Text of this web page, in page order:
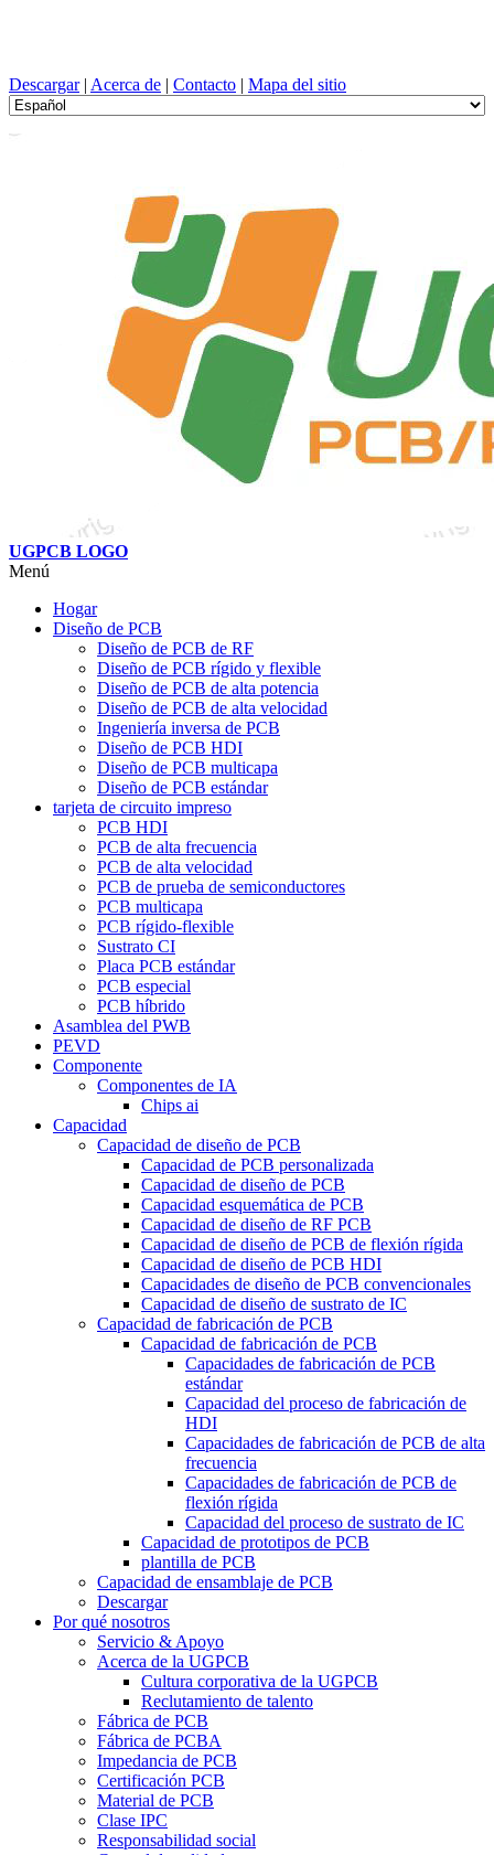
Descargar| Acerca de | Contacto | Mapa del sitio
UGPCB LOGO
Menú
Hogar
Diseño de PCB
Diseño de PCB de RF
Diseño de PCB rígido y flexible
Diseño de PCB de alta potencia
Diseño de PCB de alta velocidad
Ingeniería inversa de PCB
Diseño de PCB HDI
Diseño de PCB multicapa
Diseño de PCB estándar
tarjeta de circuito impreso
PCB HDI
PCB de alta frecuencia
PCB de alta velocidad
PCB de prueba de semiconductores
PCB multicapa
PCB rígido-flexible
Sustrato CI
Placa PCB estándar
PCB especial
PCB híbrido
Asamblea del PWB
PEVD
Componente
Componentes de IA
Chips ai
Capacidad
Capacidad de diseño de PCB
Capacidad de PCB personalizada
Capacidad de diseño de PCB
Capacidad esquemática de PCB
Capacidad de diseño de RF PCB
Capacidad de diseño de PCB de flexión rígida
Capacidad de diseño de PCB HDI
Capacidades de diseño de PCB convencionales
Capacidad de diseño de sustrato de IC
Capacidad de fabricación de PCB
Capacidad de fabricación de PCB
Capacidades de fabricación de PCB
estándar
Capacidad del proceso de fabricación de
HDI
Capacidades de fabricación de PCB de alta
frecuencia
Capacidades de fabricación de PCB de
flexión rígida
Capacidad del proceso de sustrato de IC
Capacidad de prototipos de PCB
plantilla de PCB
Capacidad de ensamblaje de PCB
Descargar
Por qué nosotros
Servicio & Apoyo
Acerca de la UGPCB
Cultura corporativa de la UGPCB
Reclutamiento de talento
Fábrica de PCB
Fábrica de PCBA
Impedancia de PCB
Certificación PCB
Material de PCB
Clase IPC
Responsabilidad social